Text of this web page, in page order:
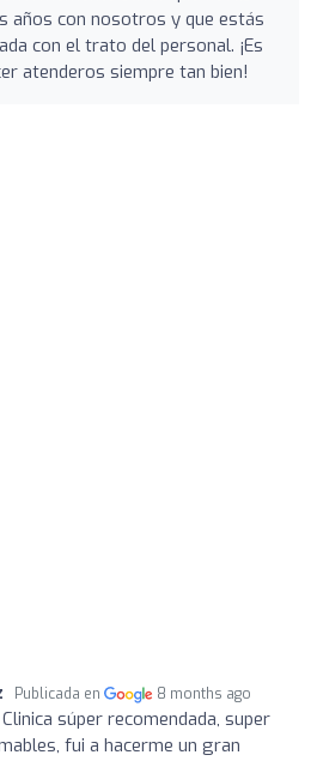
años con nosotros y que estás
con el trato del personal. ¡Es
atenderos siempre tan bien!
Publicada en 8 months ago
Clinica súper recomendada, super
fui a hacerme un gran